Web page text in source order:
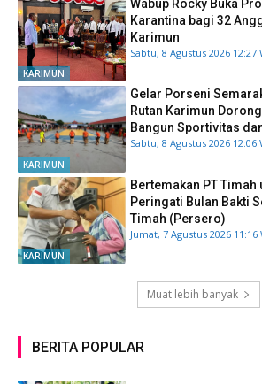
KARIMUN
Wabup Rocky Buka
Karantina bagi 32
Karimun
Sabtu, 8 Agustus 2026 12:27
KARIMUN
Gelar Porseni
Rutan Karimun
Bangun Sportivitas
Sabtu, 8 Agustus 2026 12:06
KARIMUN
Bertemakan PT Timah
Peringati Bulan Bakti
Timah (Persero)
Jumat, 7 Agustus 2026 11:16
Muat lebih banyak
BERITA POPULAR